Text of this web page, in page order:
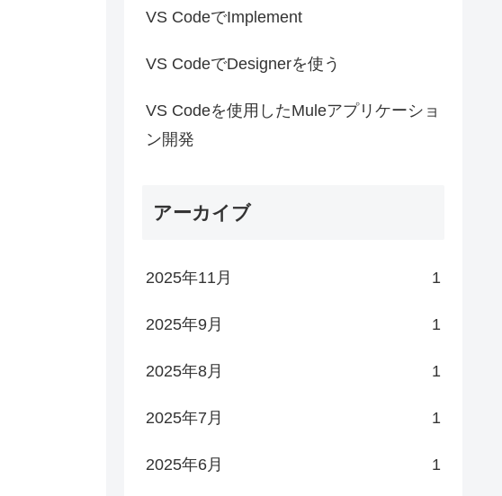
VS CodeでImplement
VS CodeでDesignerを使う
VS Codeを使用したMuleアプリケーショ
ン開発
アーカイブ
2025年11月 1
2025年9月 1
2025年8月 1
2025年7月 1
2025年6月 1